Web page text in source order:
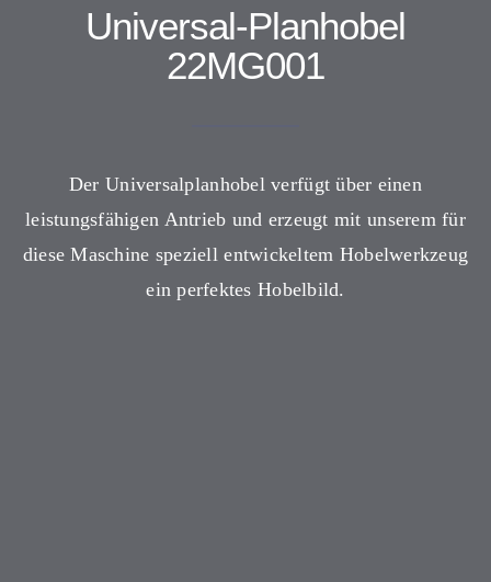
Universal-Planhobel
22MG001
Der Universalplanhobel verfügt über einen
leistungsfähigen Antrieb und erzeugt mit unserem für
diese Maschine speziell entwickeltem Hobelwerkzeug
ein perfektes Hobelbild.